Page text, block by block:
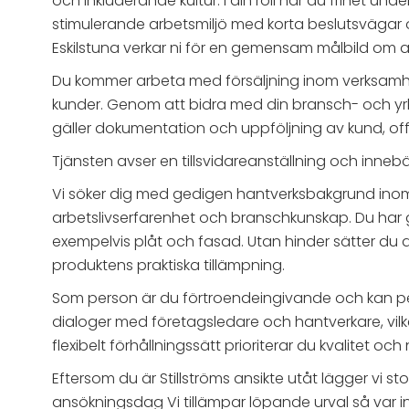
stimulerande arbetsmiljö med korta
Eskilstuna verkar ni för en gemensam målbild
Du kommer arbeta med försäljning inom
kunder. Genom att bidra med din bransch- och
gäller dokumentation och uppföljning av kund,
Tjänsten avser en tillsvidareanställning och
Vi söker dig med gedigen hantverksbakgrund
arbetslivserfarenhet och branschkunskap. Du
exempelvis plåt och fasad. Utan hinder sätter du
produktens praktiska tillämpning.
Som person är du förtroendeingivande och kan
dialoger med företagsledare och hantverkare,
flexibelt förhållningssätt prioriterar du kvalitet
Eftersom du är Stillströms ansikte utåt lägger vi
ansökningsdag Vi tillämpar löpande urval så var